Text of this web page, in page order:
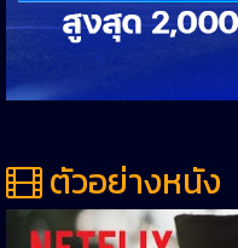
ตัวอย่างหนัง